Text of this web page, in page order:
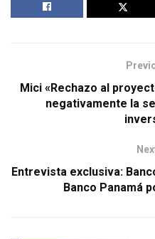
Mici «Rechazo al
negativamente la
Entrevista exclusiva:
Banco Panamá